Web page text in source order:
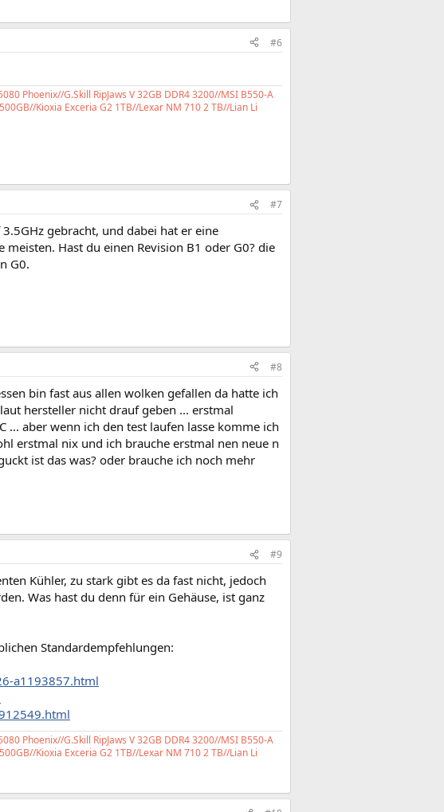
#6
Phoenix//G.Skill RipJaws V 32GB DDR4 3200//MSI B550-A
Kioxia Exceria G2 1TB//Lexar NM 710 2 TB//Lian Li
#7
gebracht, und dabei hat er eine
Hast du einen Revision B1 oder G0? die
G0.
#8
bin fast aus allen wolken gefallen da hatte ich
hersteller nicht drauf geben ... erstmal
... aber wenn ich den test laufen lasse komme ich
erstmal nix und ich brauche erstmal nen neue n
ist das was? oder brauche ich noch mehr
#9
Kühler, zu stark gibt es da fast nicht, jedoch
Was hast du denn für ein Gehäuse, ist ganz
Standardempfehlungen:
a1193857.html
Phoenix//G.Skill RipJaws V 32GB DDR4 3200//MSI B550-A
Kioxia Exceria G2 1TB//Lexar NM 710 2 TB//Lian Li